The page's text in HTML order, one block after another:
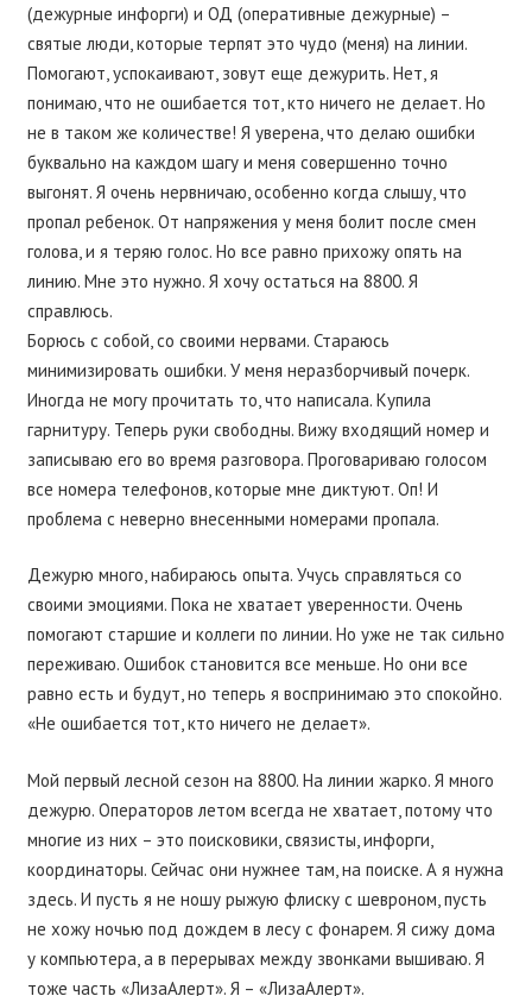
(дежурные инфорги) и ОД (оперативные дежурные) –
святые люди, которые терпят это чудо (меня) на линии.
Помогают, успокаивают, зовут еще дежурить. Нет, я
понимаю, что не ошибается тот, кто ничего не делает. Но
не в таком же количестве! Я уверена, что делаю ошибки
буквально на каждом шагу и меня совершенно точно
выгонят. Я очень нервничаю, особенно когда слышу, что
пропал ребенок. От напряжения у меня болит после смен
голова, и я теряю голос. Но все равно прихожу опять на
линию. Мне это нужно. Я хочу остаться на 8800. Я
справлюсь.
Борюсь с собой, со своими нервами. Стараюсь
минимизировать ошибки. У меня неразборчивый почерк.
Иногда не могу прочитать то, что написала. Купила
гарнитуру. Теперь руки свободны. Вижу входящий номер и
записываю его во время разговора. Проговариваю голосом
все номера телефонов, которые мне диктуют. Оп! И
проблема с неверно внесенными номерами пропала.
Дежурю много, набираюсь опыта. Учусь справляться со
своими эмоциями. Пока не хватает уверенности. Очень
помогают старшие и коллеги по линии. Но уже не так сильно
переживаю. Ошибок становится все меньше. Но они все
равно есть и будут, но теперь я воспринимаю это спокойно.
«Не ошибается тот, кто ничего не делает».
Мой первый лесной сезон на 8800. На линии жарко. Я много
дежурю. Операторов летом всегда не хватает, потому что
многие из них – это поисковики, связисты, инфорги,
координаторы. Сейчас они нужнее там, на поиске. А я нужна
здесь. И пусть я не ношу рыжую флиску с шевроном, пусть
не хожу ночью под дождем в лесу с фонарем. Я сижу дома
у компьютера, а в перерывах между звонками вышиваю. Я
тоже часть «ЛизаАлерт». Я – «ЛизаАлерт».